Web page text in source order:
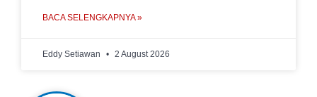
BACA SELENGKAPNYA »
Eddy Setiawan 2 August 2026